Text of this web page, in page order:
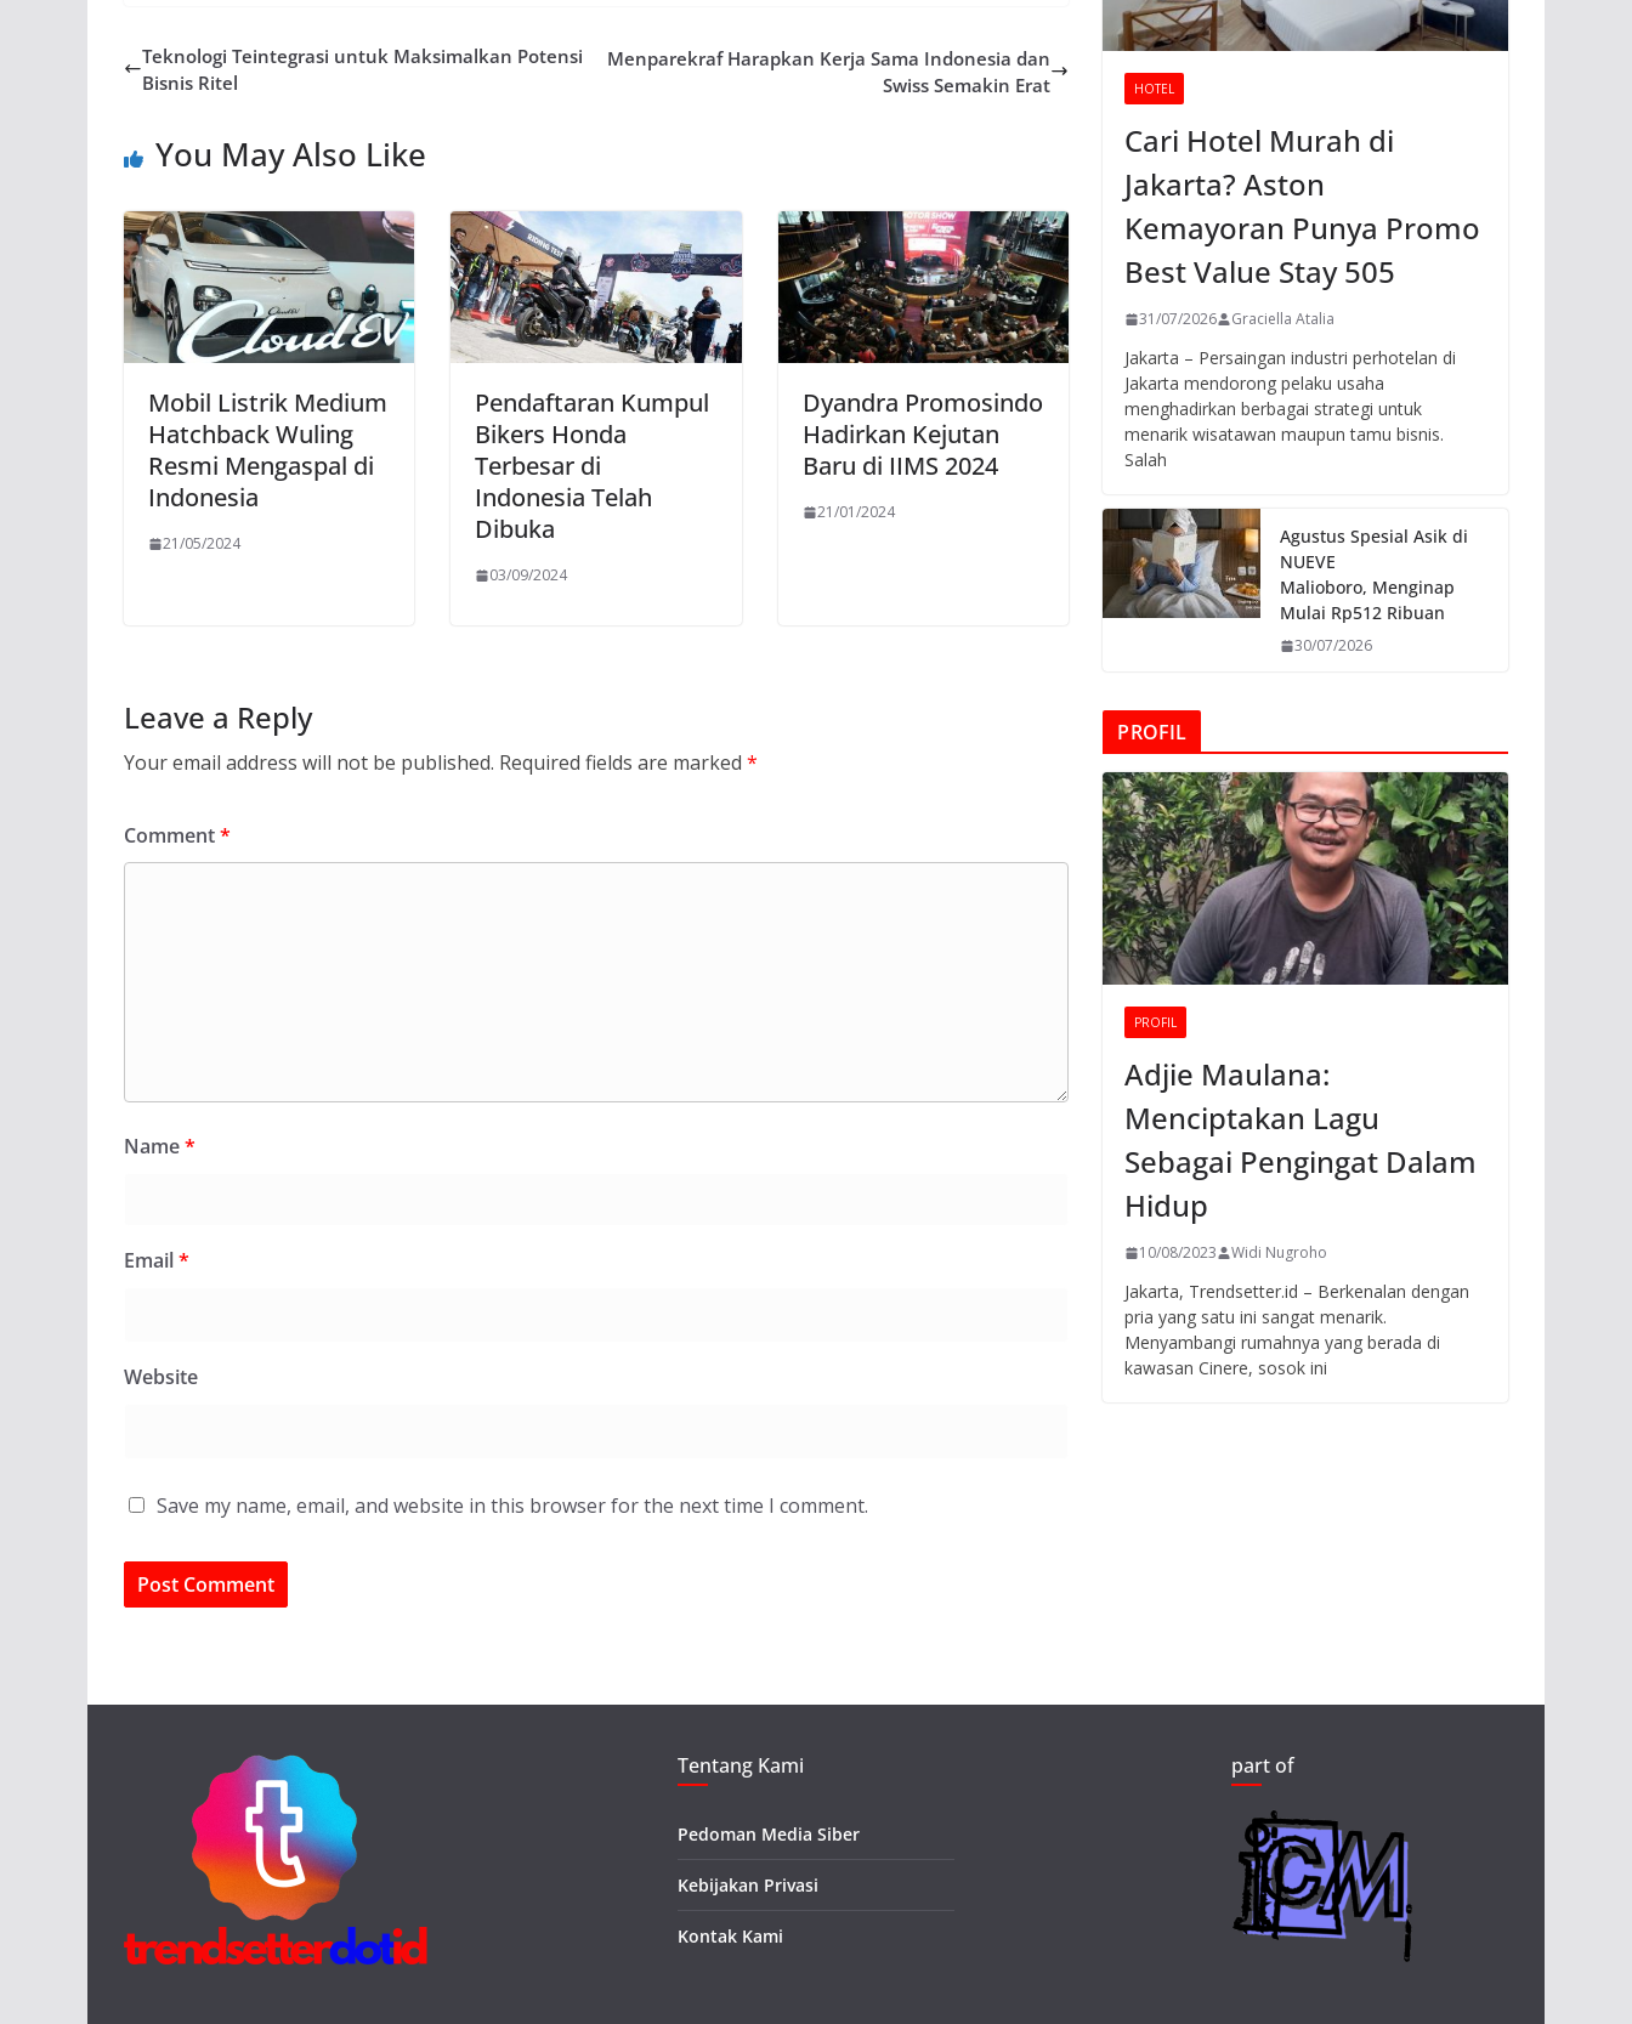
Teknologi Teintegrasi untuk Maksimalkan Potensi
Bisnis Ritel
Menparekraf Harapkan Kerja Sama Indonesia dan
Swiss Semakin Erat
You May Also Like
Mobil Listrik Medium
Hatchback Wuling
Resmi Mengaspal di
Indonesia
21/05/2024
Pendaftaran Kumpul
Bikers Honda
Terbesar di
Indonesia Telah
Dibuka
03/09/2024
Dyandra Promosindo
Hadirkan Kejutan
Baru di IIMS 2024
21/01/2024
Leave a Reply
Your email address will not be published. Required fields are marked *
Comment*
Name*
Email*
Website
Save my name, email, and website in this browser for the next time I comment.
HOTEL
Cari Hotel Murah di
Jakarta? Aston
Kemayoran Punya Promo
Best Value Stay 505
31/07/2026 Graciella Atalia
Jakarta – Persaingan industri perhotelan di
Jakarta mendorong pelaku usaha
menghadirkan berbagai strategi untuk
menarik wisatawan maupun tamu bisnis.
Salah
Agustus Spesial Asik di
NUEVE
Malioboro, Menginap
Mulai Rp512 Ribuan
30/07/2026
PROFIL
PROFIL
Adjie Maulana:
Menciptakan Lagu
Sebagai Pengingat Dalam
Hidup
10/08/2023 Widi Nugroho
Jakarta, Trendsetter.id – Berkenalan dengan
pria yang satu ini sangat menarik.
Menyambangi rumahnya yang berada di
kawasan Cinere, sosok ini
Tentang Kami
Pedoman Media Siber
Kebijakan Privasi
Kontak Kami
part of